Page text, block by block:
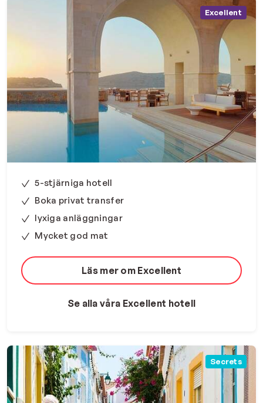
Excellent
5-stjärniga hotell
Boka privat transfer
lyxiga anläggningar
Mycket god mat
Läs mer om Excellent
Se alla våra Excellent hotell
Secrets